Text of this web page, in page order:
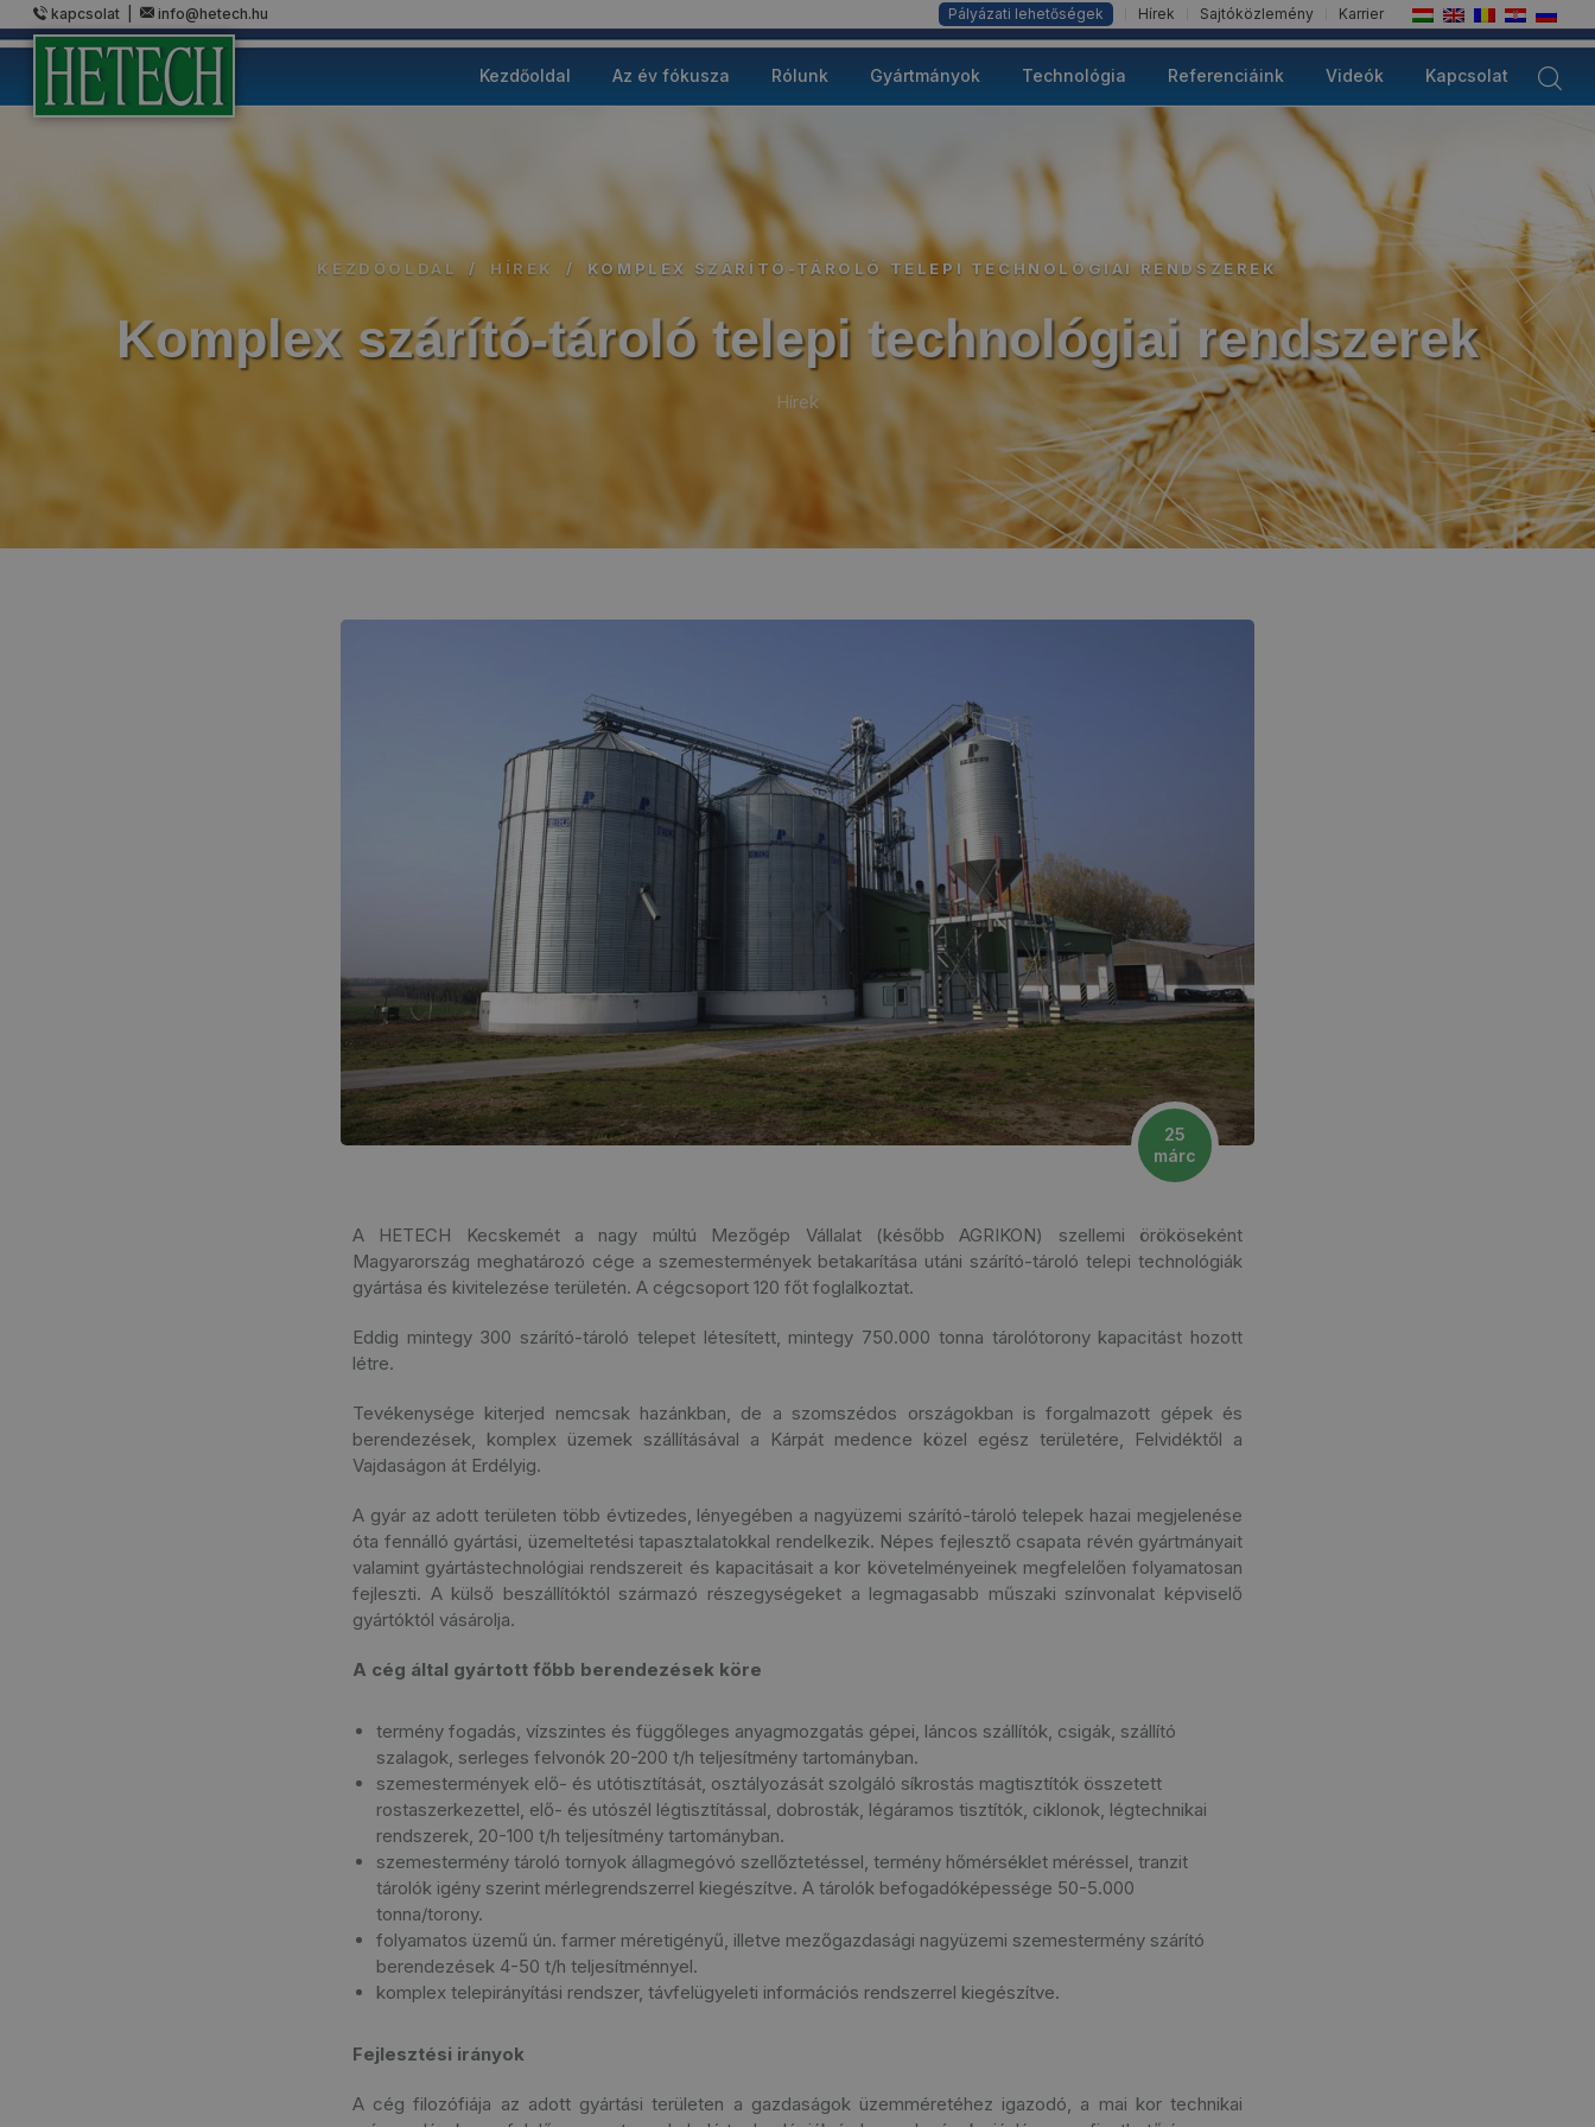
kapcsolat | info@hetech.hu Pályázati lehetőségek Hírek Sajtóközlemény Karrier
Kezdőoldal Az év fókusza Rólunk Gyártmányok Technológia Referenciáink Videók Kapcsolat
KEZDŐOLDAL / HÍREK / KOMPLEX SZÁRÍTÓ-TÁROLÓ TELEPI TECHNOLÓGIAI RENDSZEREK
Komplex szárító-tároló telepi technológiai rendszerek
Hírek
25
márc
A HETECH Kecskemét a nagy múltú Mezőgép Vállalat (később AGRIKON) szellemi örököseként
Magyarország meghatározó cége a szemestermények betakarítása utáni szárító-tároló telepi technológiák
gyártása és kivitelezése területén. A cégcsoport 120 főt foglalkoztat.
Eddig mintegy 300 szárító-tároló telepet létesített, mintegy 750.000 tonna tárolótorony kapacitást hozott
létre.
Tevékenysége kiterjed nemcsak hazánkban, de a szomszédos országokban is forgalmazott gépek és
berendezések, komplex üzemek szállításával a Kárpát medence közel egész területére, Felvidéktől a
Vajdaságon át Erdélyig.
A gyár az adott területen több évtizedes, lényegében a nagyüzemi szárító-tároló telepek hazai megjelenése
óta fennálló gyártási, üzemeltetési tapasztalatokkal rendelkezik. Népes fejlesztő csapata révén gyártmányait
valamint gyártástechnológiai rendszereit és kapacitásait a kor követelményeinek megfelelően folyamatosan
fejleszti. A külső beszállítóktól származó részegységeket a legmagasabb műszaki színvonalat képviselő
gyártóktól vásárolja.
A cég által gyártott főbb berendezések köre
termény fogadás, vízszintes és függőleges anyagmozgatás gépei, láncos szállítók, csigák, szállító
szalagok, serleges felvonók 20-200 t/h teljesítmény tartományban.
szemestermények elő- és utótisztítását, osztályozását szolgáló síkrostás magtisztítók összetett
rostaszerkezettel, elő- és utószél légtisztítással, dobrosták, légáramos tisztítók, ciklonok, légtechnikai
rendszerek, 20-100 t/h teljesítmény tartományban.
szemestermény tároló tornyok állagmegóvó szellőztetéssel, termény hőmérséklet méréssel, tranzit
tárolók igény szerint mérlegrendszerrel kiegészítve. A tárolók befogadóképessége 50-5.000
tonna/torony.
folyamatos üzemű ún. farmer méretigényű, illetve mezőgazdasági nagyüzemi szemestermény szárító
berendezések 4-50 t/h teljesítménnyel.
komplex telepirányítási rendszer, távfelügyeleti információs rendszerrel kiegészítve.
Fejlesztési irányok
A cég filozófiája az adott gyártási területen a gazdaságok üzemméretéhez igazodó, a mai kor technikai